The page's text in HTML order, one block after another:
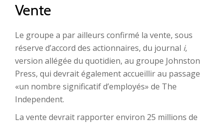
Vente
Le groupe a par ailleurs confirmé la vente, sous
réserve d’accord des actionnaires, du journal i,
version allégée du quotidien, au groupe Johnston
Press, qui devrait également accueillir au passage
«un nombre significatif d’employés» de The
Independent.
La vente devrait rapporter environ 25 millions de